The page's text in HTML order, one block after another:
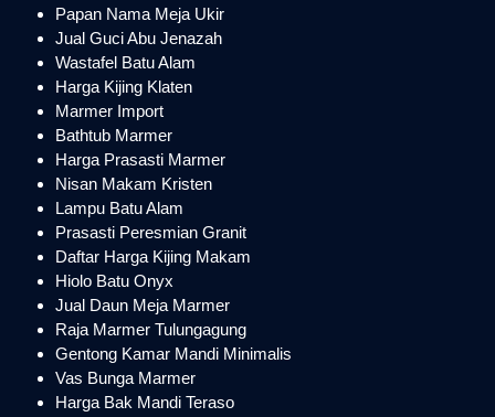
Papan Nama Meja Ukir
Jual Guci Abu Jenazah
Wastafel Batu Alam
Harga Kijing Klaten
Marmer Import
Bathtub Marmer
Harga Prasasti Marmer
Nisan Makam Kristen
Lampu Batu Alam
Prasasti Peresmian Granit
Daftar Harga Kijing Makam
Hiolo Batu Onyx
Jual Daun Meja Marmer
Raja Marmer Tulungagung
Gentong Kamar Mandi Minimalis
Vas Bunga Marmer
Harga Bak Mandi Teraso